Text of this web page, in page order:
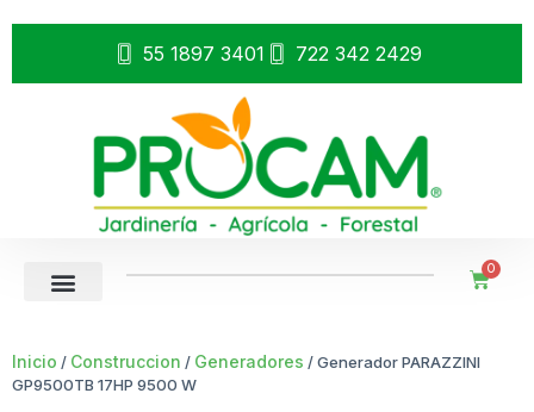
55 1897 3401 722 342 2429
0
Inicio / Construccion / Generadores / Generador PARAZZINI
GP9500TB 17HP 9500 W